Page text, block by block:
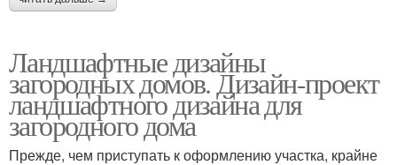
Ландшафтные дизайны
загородных домов. Дизайн-проект
ландшафтного дизайна для
загородного дома
Прежде, чем приступать к оформлению участка, крайне